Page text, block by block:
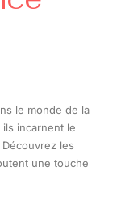
le monde de la
ils incarnent le
les
une touche